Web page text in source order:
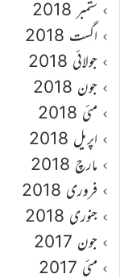
ستمبر 2018
اگست 2018
جولائی 2018
جون 2018
مئی 2018
اپریل 2018
مارچ 2018
فروری 2018
جنوری 2018
جون 2017
مئی 2017